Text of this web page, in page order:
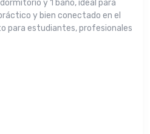
y 1 baño, ideal para
y bien conectado en el
para estudiantes, profesionales